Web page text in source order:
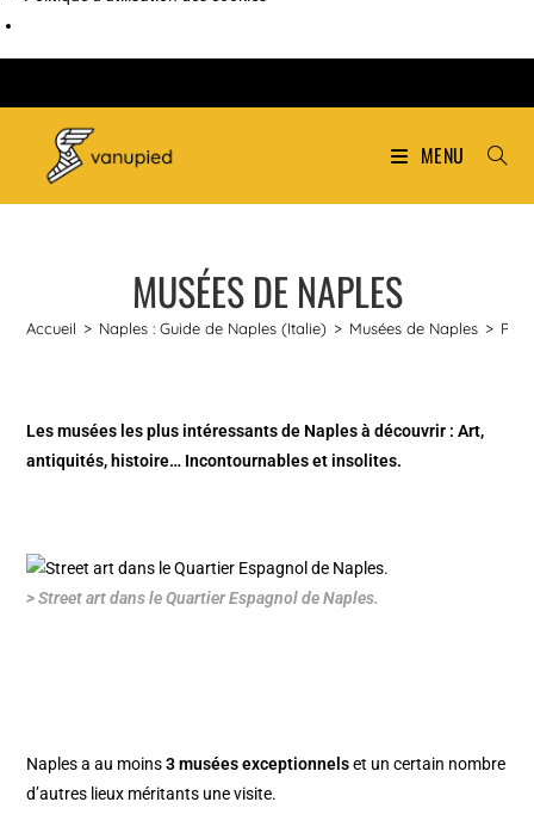
MENU
MUSÉES DE NAPLES
Accueil > Naples : Guide de Naples (Italie) > Musées de Naples >
Les musées les plus intéressants de Naples à découvrir : Art,
antiquités, histoire… Incontournables et insolites.
> Street art dans le Quartier Espagnol de Naples.
Naplesa au moins3 musées exceptionnelset un certain nombre
d’autres lieux méritants une visite.